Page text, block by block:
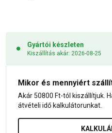
Gyártói készleten
Kiszállítás akár: 2026-08-25
Mikor és mennyiért
Akár 50800 Ft-tól kiszállítjuk.
átvételi idő kalkulátorunkat.